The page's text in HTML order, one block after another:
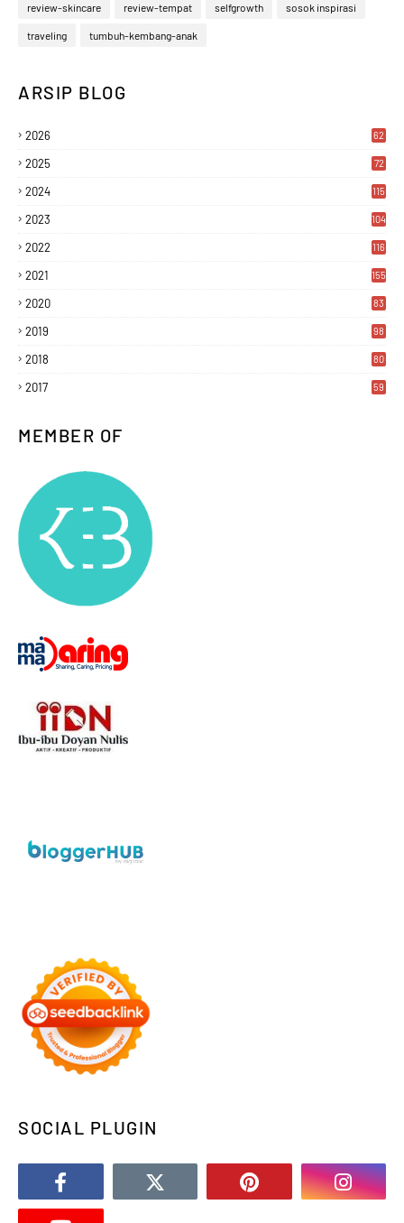
review-skincare review-tempat selfgrowth sosok inspirasi
traveling tumbuh-kembang-anak
ARSIP BLOG
2026 62
2025 72
2024 115
2023 104
2022 116
2021 155
2020 83
2019 98
2018 80
2017 59
MEMBER OF
SOCIAL PLUGIN
Designed with byWay2Themes| Distributed by Gooyaabi